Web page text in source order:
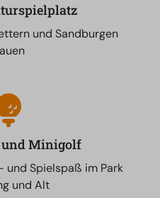
und Sandburgen
Minigolf
und Spielspaß im Park
und Alt